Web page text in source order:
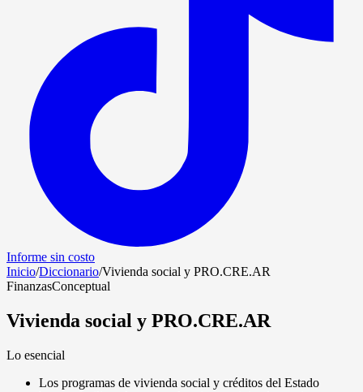
Informe sin costo
Inicio/Diccionario/Vivienda social y PRO.CRE.AR
FinanzasConceptual
Vivienda social y PRO.CRE.AR
Lo esencial
Los programas de vivienda social y créditos del Estado